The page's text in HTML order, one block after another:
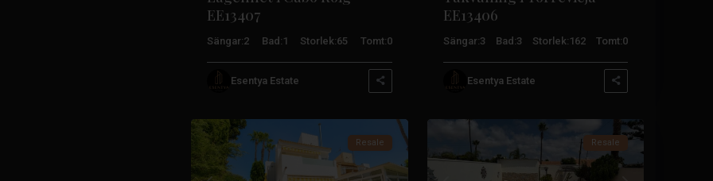
EE13407
Sängar:2 Bad: 1 Storlek:65 Tomt:0
Esentya Estate
EE13406
Sängar:3 Bad:3 Storlek: 162 Tomt:0
Esentya Estate
Orihuela
Resale
Orihuela
Resale